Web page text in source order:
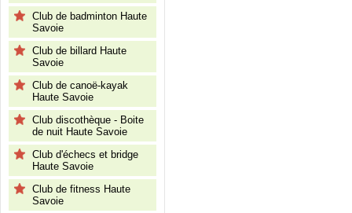
Club de badminton Haute
Savoie
Club de billard Haute
Savoie
Club de canoë-kayak
Haute Savoie
Club discothèque - Boite
de nuit Haute Savoie
Club d'échecs et bridge
Haute Savoie
Club de fitness Haute
Savoie